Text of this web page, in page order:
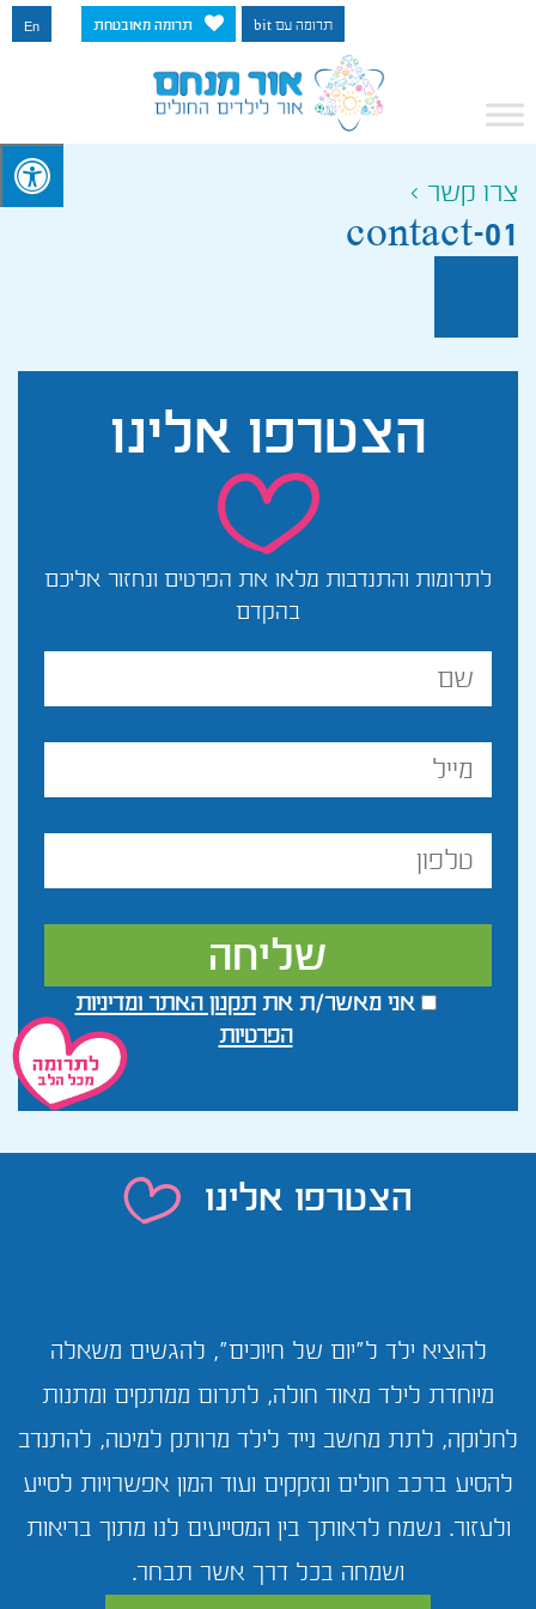
תרומה עם bit תרומה מאובטחת En
צרו קשר >
contact-01
הצטרפו אלינו
לתרומות והתנדבות מלאו את הפרטים ונחזור אליכם
בהקדם
אני מאשר/ת אתתקנון האתר ומדיניות
הפרטיות
הצטרפו אלינו
להוציא ילד ל"יום של חיוכים", להגשים משאלה
מיוחדת לילד מאוד חולה, לתרום ממתקים ומתנות
לחלוקה, לתת מחשב נייד לילד מרותק למיטה, להתנדב
להסיע ברכב חולים ונזקקים ועוד המון אפשרויות לסייע
ולעזור. נשמח לראותך בין המסייעים לנו מתוך בריאות
ושמחה בכל דרך אשר תבחר.